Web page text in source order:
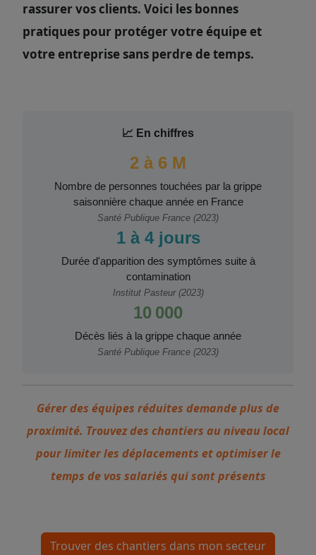
rassurer vos clients. Voici les bonnes
pratiques pour protéger votre équipe et
votre entreprise sans perdre de temps.
📈 En chiffres
2 à 6 M
Nombre de personnes touchées par la grippe
saisonnière chaque année en France
Santé Publique France (2023)
1 à 4 jours
Durée d'apparition des symptômes suite à
contamination
Institut Pasteur (2023)
10 000
Décès liés à la grippe chaque année
Santé Publique France (2023)
Gérer des équipes réduites demande plus de
proximité. Trouvez des chantiers au niveau local
pour limiter les déplacements et optimiser le
temps de vos salariés qui sont présents
Trouver des chantiers dans mon secteur